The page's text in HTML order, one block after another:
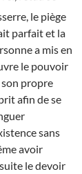
le piège
parfait et la
a mis en
le pouvoir
son propre
afin de se
sans
avoir
le devoir